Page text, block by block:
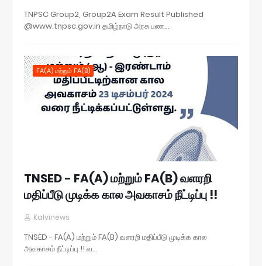
TNPSC Group2, Group2A Exam Result Published
@www.tnpsc.gov.in தமிழ்நாடு அரசு பண…
FA(A) மற்றும் FA(B)
TNSED - FA(A) மற்றும் FA(B) வளரறி
மதிப்பீடு முடிக்க கால அவகாசம் நீட்டிப்பு !!
Kalvinews
TNSED - FA(A) மற்றும் FA(B) வளரறி மதிப்பீடு முடிக்க கால
அவகாசம் நீட்டிப்பு !! வ…